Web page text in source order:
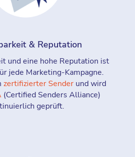
& Reputation
und eine hohe Reputation ist
jede Marketing-Kampagne.
zertifizierter Sender und wird
(Certified Senders Alliance)
geprüft.